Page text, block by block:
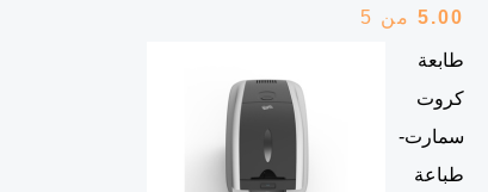
5.00 من 5
طابعة
كروت
سمارت-
طباعة